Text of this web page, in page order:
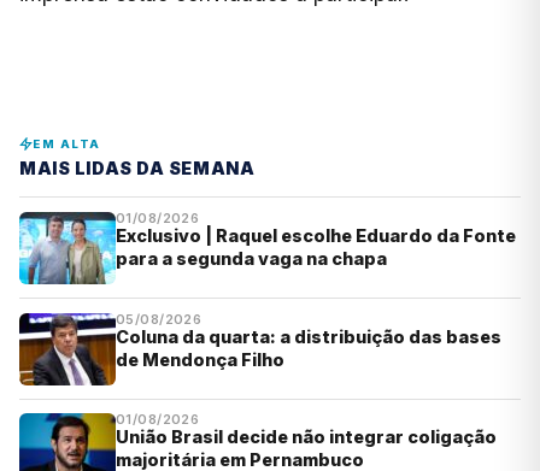
EM ALTA
MAIS LIDAS DA SEMANA
01/08/2026
Exclusivo | Raquel escolhe Eduardo da Fonte
para a segunda vaga na chapa
05/08/2026
Coluna da quarta: a distribuição das bases
de Mendonça Filho
01/08/2026
União Brasil decide não integrar coligação
majoritária em Pernambuco